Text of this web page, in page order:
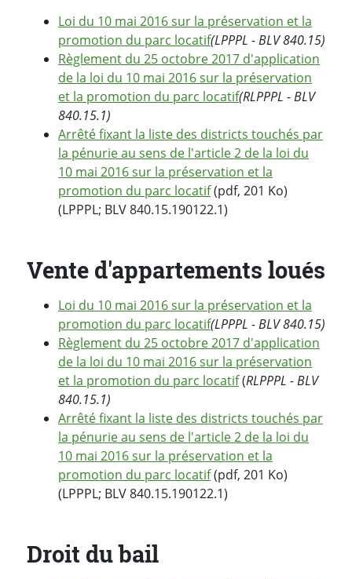
Loi du 10 mai 2016 sur la préservation et la
promotion du parc locatif(LPPPL - BLV 840.15)
Règlement du 25 octobre 2017 d'application
de la loi du 10 mai 2016 sur la préservation
et la promotion du parc locatif(RLPPPL - BLV
840.15.1)
Arrêté fixant la liste des districts touchés par
la pénurie au sens de l'article 2 de la loi du
10 mai 2016 sur la préservation et la
promotion du parc locatif(pdf, 201 Ko)
(LPPPL; BLV 840.15.190122.1)
Vente d'appartements loués
Loi du 10 mai 2016 sur la préservation et la
promotion du parc locatif(LPPPL - BLV 840.15)
Règlement du 25 octobre 2017 d'application
de la loi du 10 mai 2016 sur la préservation
et la promotion du parc locatif(RLPPPL - BLV
840.15.1)
Arrêté fixant la liste des districts touchés par
la pénurie au sens de l'article 2 de la loi du
10 mai 2016 sur la préservation et la
promotion du parc locatif(pdf, 201 Ko)
(LPPPL; BLV 840.15.190122.1)
Droit du bail